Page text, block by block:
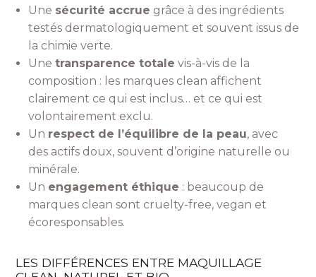
Une sécurité accrue grâce à des ingrédients
testés dermatologiquement et souvent issus de
la chimie verte.
Une transparence totale vis-à-vis de la
composition : les marques clean affichent
clairement ce qui est inclus… et ce qui est
volontairement exclu.
Un respect de l’équilibre de la peau, avec
des actifs doux, souvent d’origine naturelle ou
minérale.
Un engagement éthique : beaucoup de
marques clean sont cruelty-free, vegan et
écoresponsables.
LES DIFFÉRENCES ENTRE MAQUILLAGE